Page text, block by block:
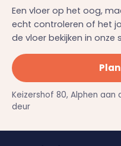
Een vloer op het oog,
echt controleren of het
de vloer bekijken in onze
Keizershof 80, Alphen aan
deur